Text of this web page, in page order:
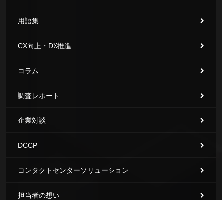
用語集
CX向上・DX推進
コラム
調査レポート
企業対談
DCCP
コンタクトセンターソリューション
担当者の想い